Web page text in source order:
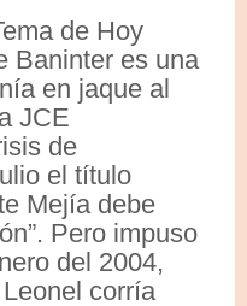
de Hoy
Baninter es una
en jaque al
JCE
de
el título
Mejía debe
Pero impuso
del 2004,
corría